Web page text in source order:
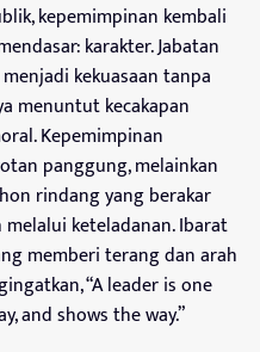
kepemimpinan kembali
karakter. Jabatan
kekuasaan tanpa
menuntut kecakapan
Kepemimpinan
panggung, melainkan
rindang yang berakar
keteladanan. Ibarat
memberi terang dan arah
“A leader is one
and shows the way.”